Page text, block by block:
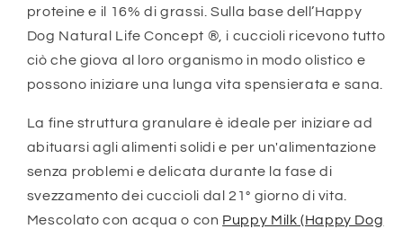
proteine e il 16% di grassi. Sulla base dell’Happy
Dog Natural Life Concept ®, i cuccioli ricevono tutto
ciò che giova al loro organismo in modo olistico e
possono iniziare una lunga vita spensierata e sana.
La fine struttura granulare è ideale per iniziare ad
abituarsi agli alimenti solidi e per un'alimentazione
senza problemi e delicata durante la fase di
svezzamento dei cuccioli dal 21° giorno di vita.
Mescolato con acqua o con Puppy Milk (Happy Dog